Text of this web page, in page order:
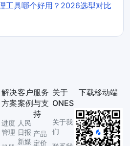
工具哪个好用？2026选型对比
解决
方案
进度
管理
客户
案例
人民
日报
新媒
服务
与支
持
产品
定价
关于
ONES
关于我
们
下载移动端